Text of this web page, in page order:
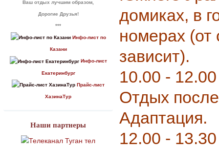
Ваш отдых лучшим образом,
Дорогие Друзья!
***
Инфо-лист по
Казани
Инфо-лист
Екатеринбург
Прайс-лист
ХазинаТур
Наши партнеры
домиках, в
номерах (от
зависит).
10.00 -
Отдых
Адаптация.
12.00 -